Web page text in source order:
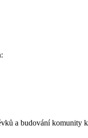
a budování komunity